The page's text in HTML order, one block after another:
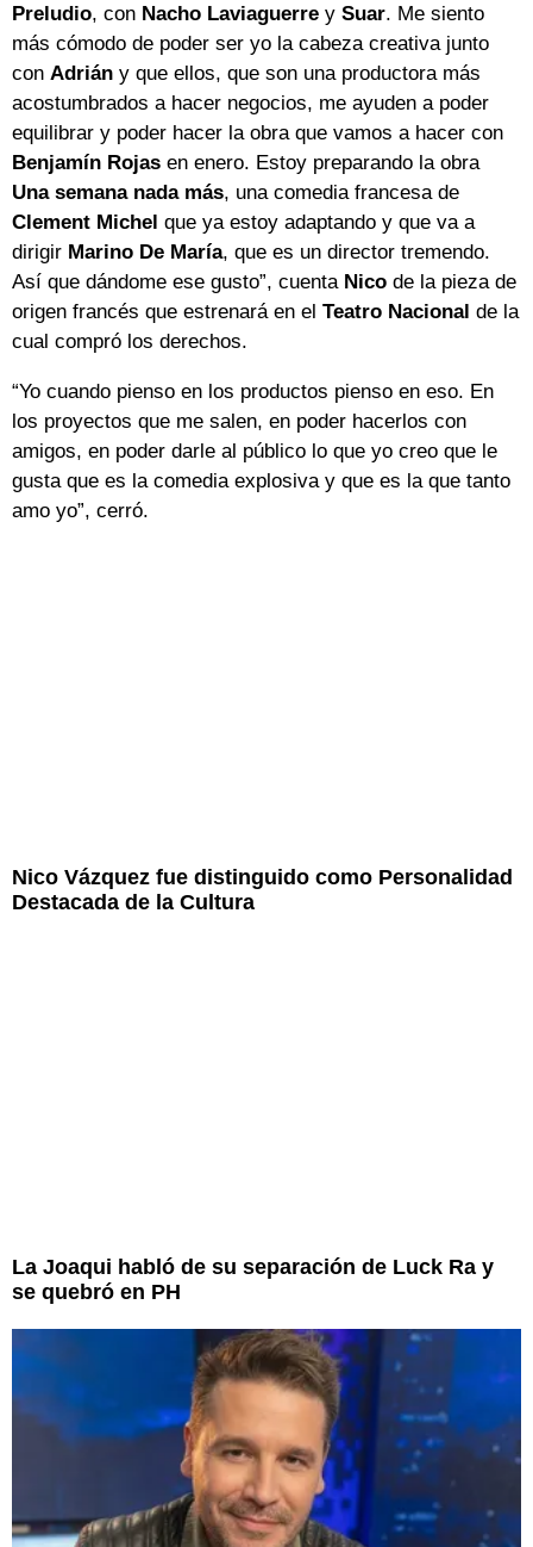
Preludio, con Nacho Laviaguerre y Suar. Me siento
más cómodo de poder ser yo la cabeza creativa junto
con Adrián y que ellos, que son una productora más
acostumbrados a hacer negocios, me ayuden a poder
equilibrar y poder hacer la obra que vamos a hacer con
Benjamín Rojas en enero. Estoy preparando la obra
Una semana nada más, una comedia francesa de
Clement Michel que ya estoy adaptando y que va a
dirigir Marino De María, que es un director tremendo.
Así que dándome ese gusto”, cuenta Nico de la pieza de
origen francés que estrenará en el Teatro Nacional de la
cual compró los derechos.
“Yo cuando pienso en los productos pienso en eso. En
los proyectos que me salen, en poder hacerlos con
amigos, en poder darle al público lo que yo creo que le
gusta que es la comedia explosiva y que es la que tanto
amo yo”, cerró.
Nico Vázquez fue distinguido como Personalidad
Destacada de la Cultura
La Joaqui habló de su separación de Luck Ra y
se quebró en PH